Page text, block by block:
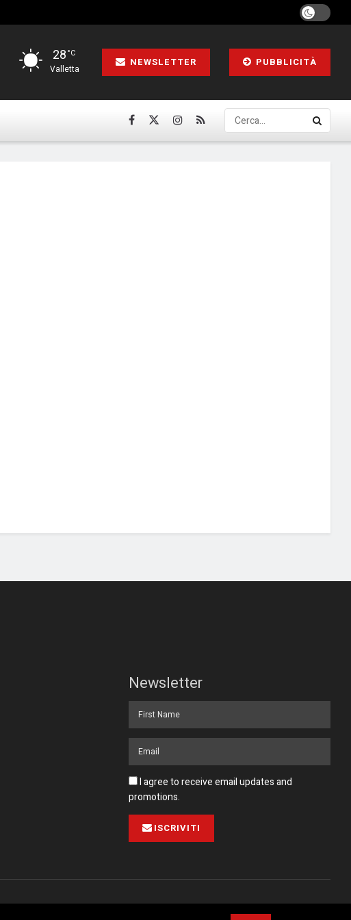
28°C
Valletta
NEWSLETTER PUBBLICITÀ
Newsletter
I agree to receive email updates and
promotions.
ISCRIVITI
Pubblicità Collabora con noi Contatto Privacy Policy